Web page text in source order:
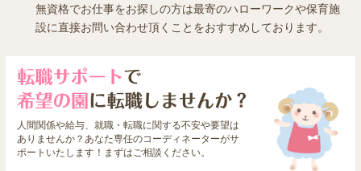
無資格でお仕事をお探しの方は最寄のハローワークや保育施
設に直接お問い合わせ頂くことをおすすめしております。
人間関係や給与、就職・転職に関する不安や要望は
ありませんか？あなた専任のコーディネーターがサ
ポートいたします！まずはご相談ください。